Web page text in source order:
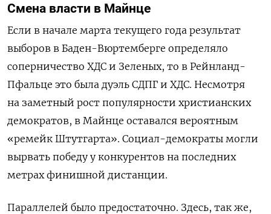
Смена власти в Майнце
Если в начале марта текущего года результат
выборов в Баден-Вюртемберге определяло
соперничество ХДС и Зеленых, то в Рейнланд-
Пфальце это была дуэль СДПГ и ХДС. Несмотря
на заметный рост популярности христианских
демократов, в Майнце оставался вероятным
«ремейк Штутгарта». Социал-демократы могли
вырвать победу у конкурентов на последних
метрах финишной дистанции.
Параллелей было предостаточно. Здесь, так же,